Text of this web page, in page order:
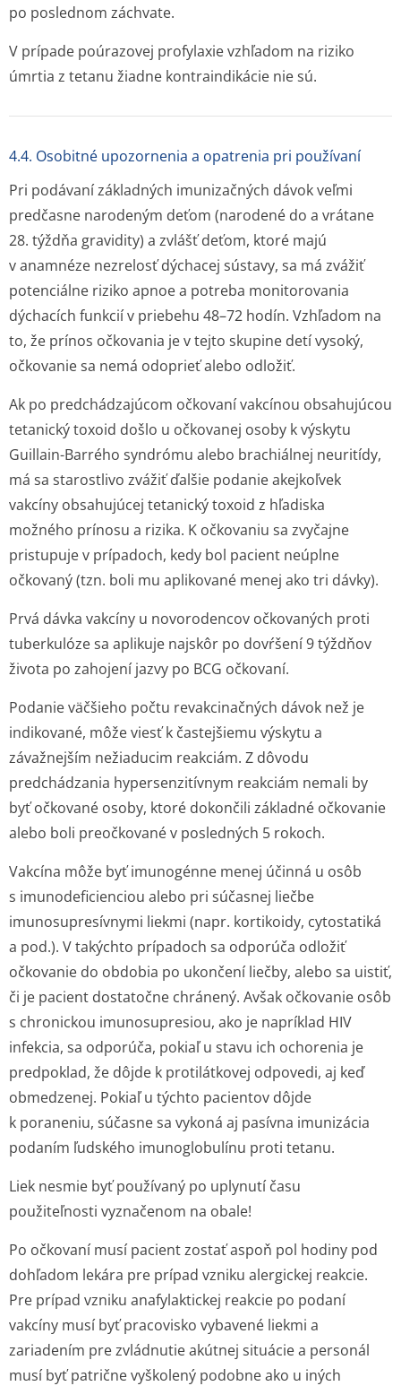
po poslednom záchvate.
V prípade poúrazovej profylaxie vzhľadom na riziko
úmrtia z tetanu žiadne kontraindikácie nie sú.
4.4. Osobitné upozornenia a opatrenia pri používaní
Pri podávaní základných imunizačných dávok veľmi
predčasne narodeným deťom (narodené do a vrátane
28. týždňa gravidity) a zvlášť deťom, ktoré majú
v anamnéze nezrelosť dýchacej sústavy, sa má zvážiť
potenciálne riziko apnoe a potreba monitorovania
dýchacích funkcií v priebehu 48–72 hodín. Vzhľadom na
to, že prínos očkovania je v tejto skupine detí vysoký,
očkovanie sa nemá odoprieť alebo odložiť.
Ak po predchádzajúcom očkovaní vakcínou obsahujúcou
tetanický toxoid došlo u očkovanej osoby k výskytu
Guillain-Barrého syndrómu alebo brachiálnej neuritídy,
má sa starostlivo zvážiť ďalšie podanie akejkoľvek
vakcíny obsahujúcej tetanický toxoid z hľadiska
možného prínosu a rizika. K očkovaniu sa zvyčajne
pristupuje v prípadoch, kedy bol pacient neúplne
očkovaný (tzn. boli mu aplikované menej ako tri dávky).
Prvá dávka vakcíny u novorodencov očkovaných proti
tuberkulóze sa aplikuje najskôr po dovŕšení 9 týždňov
života po zahojení jazvy po BCG očkovaní.
Podanie väčšieho počtu revakcinačných dávok než je
indikované, môže viesť k častejšiemu výskytu a
závažnejším nežiaducim reakciám. Z dôvodu
predchádzania hypersenzitívnym reakciám nemali by
byť očkované osoby, ktoré dokončili základné očkovanie
alebo boli preočkované v posledných 5 rokoch.
Vakcína môže byť imunogénne menej účinná u osôb
s imunodeficienciou alebo pri súčasnej liečbe
imunosupresívnymi liekmi (napr. kortikoidy, cytostatiká
a pod.). V takýchto prípadoch sa odporúča odložiť
očkovanie do obdobia po ukončení liečby, alebo sa uistiť,
či je pacient dostatočne chránený. Avšak očkovanie osôb
s chronickou imunosupresiou, ako je napríklad HIV
infekcia, sa odporúča, pokiaľ u stavu ich ochorenia je
predpoklad, že dôjde k protilátkovej odpovedi, aj keď
obmedzenej. Pokiaľ u týchto pacientov dôjde
k poraneniu, súčasne sa vykoná aj pasívna imunizácia
podaním ľudského imunoglobulínu proti tetanu.
Liek nesmie byť používaný po uplynutí času
použiteľnosti vyznačenom na obale!
Po očkovaní musí pacient zostať aspoň pol hodiny pod
dohľadom lekára pre prípad vzniku alergickej reakcie.
Pre prípad vzniku anafylaktickej reakcie po podaní
vakcíny musí byť pracovisko vybavené liekmi a
zariadením pre zvládnutie akútnej situácie a personál
musí byť patrične vyškolený podobne ako u iných